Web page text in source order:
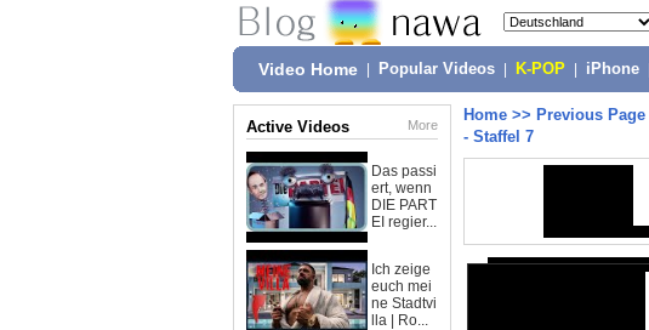
Video Home Popular Videos K-POP iPhone
Active Videos More
Das passi
ert, wenn
DIE PART
EI regier...
Ich zeige
euch mei
ne Stadtvi
lla | Ro...
Home >> Previous Page
- Staffel 7